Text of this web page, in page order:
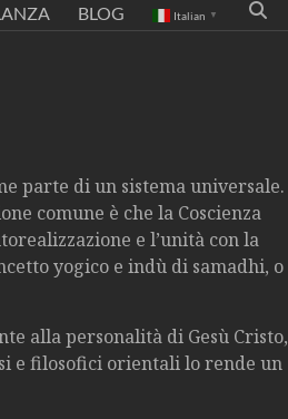
BLOG Italian ▼
parte di un sistema universale.
comune è che la Coscienza
e l’unità con la
yogico e indù di samadhi, o
alla personalità di Gesù Cristo,
e filosofici orientali lo rende un